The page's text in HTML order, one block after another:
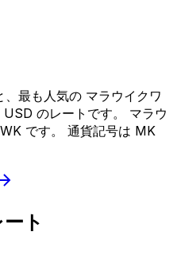
最も人気の マラウイクワ
のレートです。 マラウ
です。 通貨記号は MK
ト